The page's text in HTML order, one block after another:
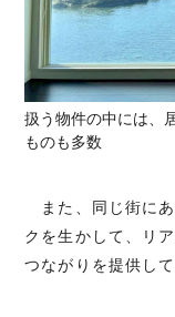
扱う物件の中には、
ものも多数
また、同じ街にあ
クを生かして、リ
つながりを提供して